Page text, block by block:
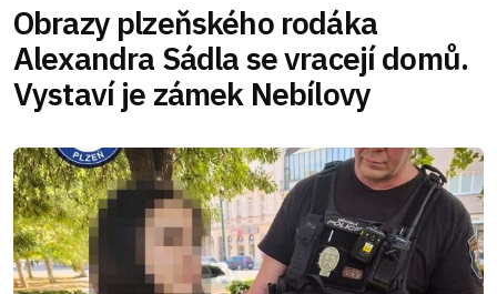
Obrazy plzeňského rodáka
Alexandra Sádla se vracejí domů.
Vystaví je zámek Nebílovy